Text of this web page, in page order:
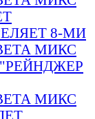
8-МИ
МИКС
МИКС